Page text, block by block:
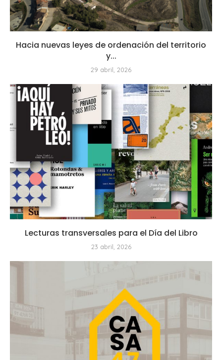
Hacia nuevas leyes de ordenación del territorio
y...
29 abril, 2026
Lecturas transversales para el Día del Libro
23 abril, 2026